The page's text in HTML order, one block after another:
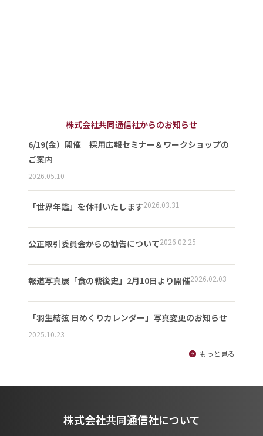
株式会社共同通信社からのお知らせ
6/19(金）開催 採用広報セミナー＆ワークショップの
ご案内
2026.05.10
「世界年鑑」を休刊いたします2026.03.31
公正取引委員会からの勧告について2026.02.25
報道写真展「食の戦後史」2月10日より開催2026.02.03
「羽生結弦 日めくりカレンダー」写真変更のお知らせ
2025.10.23
もっと見る
株式会社共同通信社について